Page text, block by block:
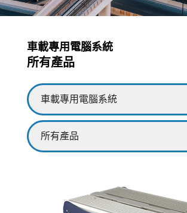
車載專用電腦系統
所有產品